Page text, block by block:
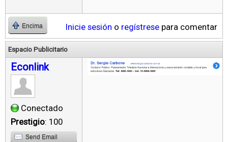
Encima Inicie sesión o regístrese para comentar
Espacio Publicitario
Econlink
Conectado
Prestigio: 100
Send Email